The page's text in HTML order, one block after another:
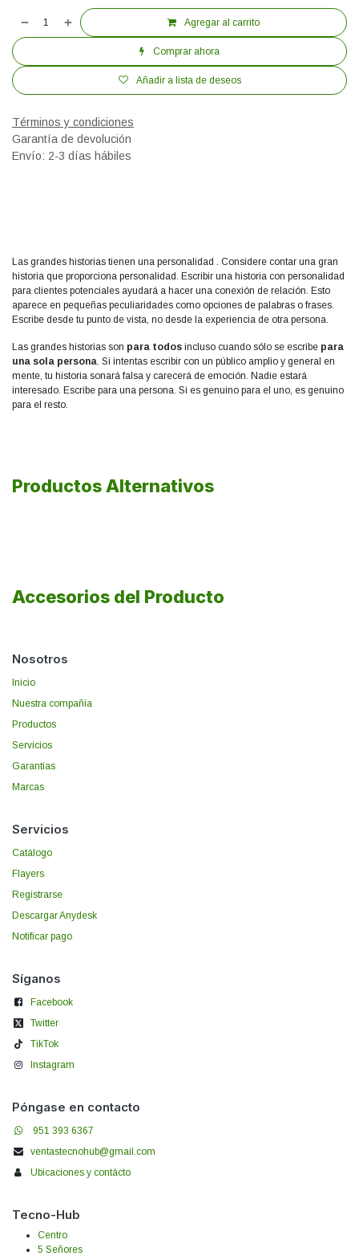
Agregar al carrito
Comprar ahora
Añadir a lista de deseos
Términos y condiciones
Garantía de devolución
Envío: 2-3 días hábiles
Las grandes historias tienen una personalidad . Considere contar una gran
historia que proporciona personalidad. Escribir una historia con personalidad
para clientes potenciales ayudará a hacer una conexión de relación. Esto
aparece en pequeñas peculiaridades como opciones de palabras o frases.
Escribe desde tu punto de vista, no desde la experiencia de otra persona.
Las grandes historias son para todos incluso cuando sólo se escribe para
una sola persona. Si intentas escribir con un público amplio y general en
mente, tu historia sonará falsa y carecerá de emoción. Nadie estará
interesado. Escribe para una persona. Si es genuino para el uno, es genuino
para el resto.
Productos Alternativos
Accesorios del Producto
Nosotros
Inicio
Nuestra compañía
Productos
Servicios
Garantías
Marcas
Servicios
Catálogo
Flayers
Registrarse
Descargar Anydesk
Notificar pago
Síganos
Facebook
Twitter
TikTok
Instagram
Póngase en contacto
951 393 6367
ventastecnohub@gmail.com
Ubicaciones y contácto
Tecno-Hub
Centro
5 Señores